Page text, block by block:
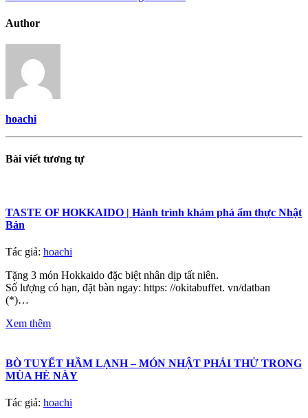
Author
hoachi
Bài viết tương tự
TASTE OF HOKKAIDO | Hành trình khám phá ẩm thực Nhật
Bản
Tác giả: hoachi
Tặng 3 món Hokkaido đặc biệt nhân dịp tất niên.
Số lượng có hạn, đặt bàn ngay: https: //okitabuffet. vn/datban
(*)…
Xem thêm
BÒ TUYẾT HẦM LẠNH – MÓN NHẬT PHẢI THỬ TRONG
MÙA HÈ NÀY
Tác giả: hoachi